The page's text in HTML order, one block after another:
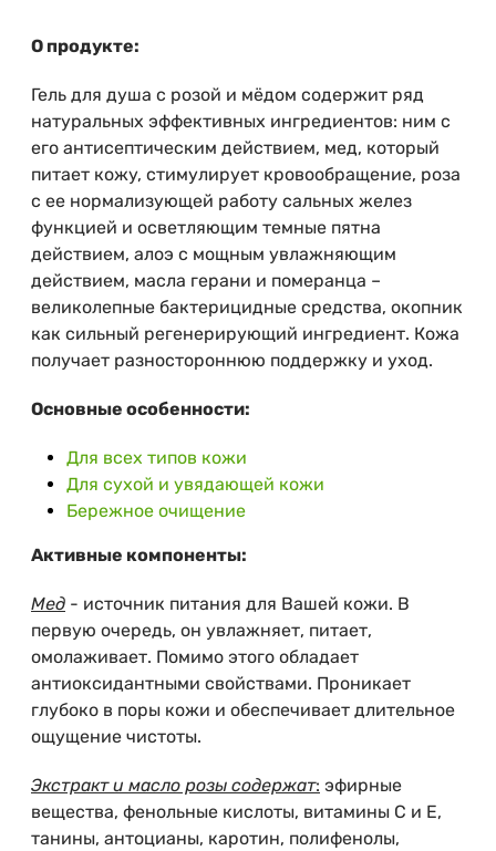
О продукте:
Гель для душа с розой и мёдом содержит ряд
натуральных эффективных ингредиентов: ним с
его антисептическим действием, мед, который
питает кожу, стимулирует кровообращение, роза
с ее нормализующей работу сальных желез
функцией и осветляющим темные пятна
действием, алоэ с мощным увлажняющим
действием, масла герани и померанца –
великолепные бактерицидные средства, окопник
как сильный регенерирующий ингредиент. Кожа
получает разностороннюю поддержку и уход.
Основные особенности:
Для всех типов кожи
Для сухой и увядающей кожи
Бережное очищение
Активные компоненты:
Мед - источник питания для Вашей кожи. В
первую очередь, он увлажняет, питает,
омолаживает. Помимо этого обладает
антиоксидантными свойствами. Проникает
глубоко в поры кожи и обеспечивает длительное
ощущение чистоты.
Экстракт и масло розы содержат: эфирные
вещества, фенольные кислоты, витамины С и Е,
танины, антоцианы, каротин, полифенолы,